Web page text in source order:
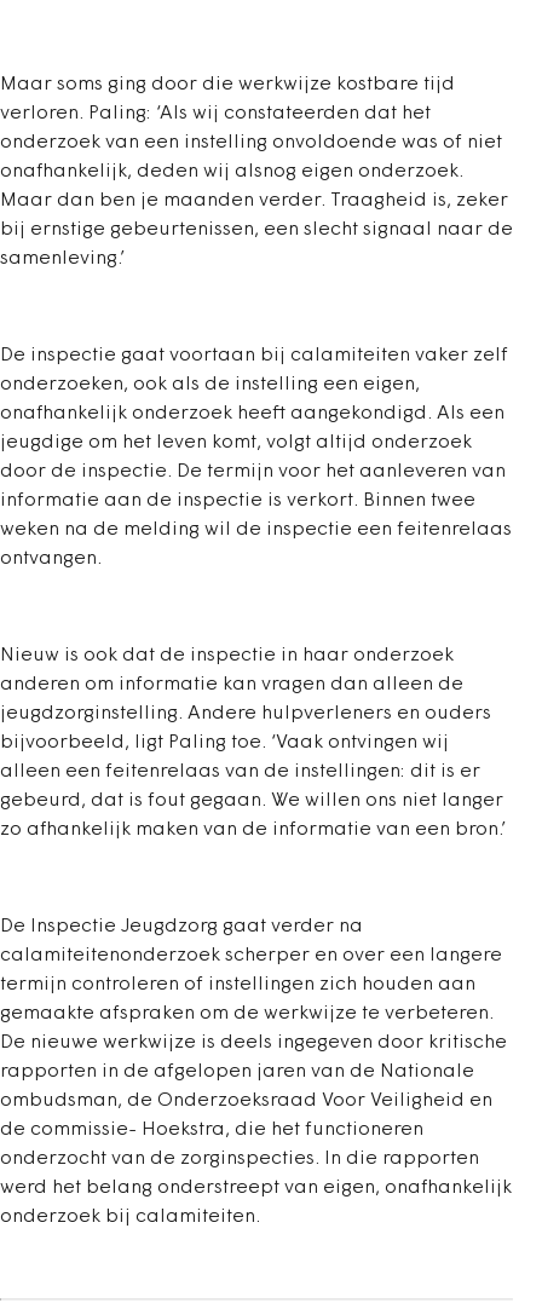
Maar soms ging door die werkwijze kostbare tijd
verloren. Paling: ‘Als wij constateerden dat het
onderzoek van een instelling onvoldoende was of niet
onafhankelijk, deden wij alsnog eigen onderzoek.
Maar dan ben je maanden verder. Traagheid is, zeker
bij ernstige gebeurtenissen, een slecht signaal naar de
samenleving.’
De inspectie gaat voortaan bij calamiteiten vaker zelf
onderzoeken, ook als de instelling een eigen,
onafhankelijk onderzoek heeft aangekondigd. Als een
jeugdige om het leven komt, volgt altijd onderzoek
door de inspectie. De termijn voor het aanleveren van
informatie aan de inspectie is verkort. Binnen twee
weken na de melding wil de inspectie een feitenrelaas
ontvangen.
Nieuw is ook dat de inspectie in haar onderzoek
anderen om informatie kan vragen dan alleen de
jeugdzorginstelling. Andere hulpverleners en ouders
bijvoorbeeld, ligt Paling toe. ‘Vaak ontvingen wij
alleen een feitenrelaas van de instellingen: dit is er
gebeurd, dat is fout gegaan. We willen ons niet langer
zo afhankelijk maken van de informatie van een bron.’
De Inspectie Jeugdzorg gaat verder na
calamiteitenonderzoek scherper en over een langere
termijn controleren of instellingen zich houden aan
gemaakte afspraken om de werkwijze te verbeteren.
De nieuwe werkwijze is deels ingegeven door kritische
rapporten in de afgelopen jaren van de Nationale
ombudsman, de Onderzoeksraad Voor Veiligheid en
de commissie- Hoekstra, die het functioneren
onderzocht van de zorginspecties. In die rapporten
werd het belang onderstreept van eigen, onafhankelijk
onderzoek bij calamiteiten.